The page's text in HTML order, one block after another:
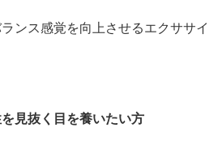
ンス感覚を向上させるエクササイ
見抜く目を養いたい方